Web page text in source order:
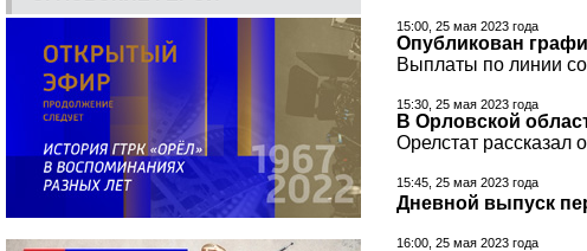
15:00, 25 мая 2023 года
Опубликован
Выплаты по линии
15:30, 25 мая 2023 года
В Орловской
Орелстат рассказал
15:45, 25 мая 2023 года
Дневной выпуск
16:00, 25 мая 2023 года